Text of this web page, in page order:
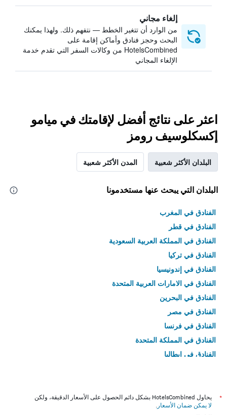
إلغاء مجاني
من الوارد أن تتغير الخطط — نتفهم ذلك. ولهذا يمكنك
البحث وحجز فنادق وأماكن إقامة على
HotelsCombined من وكالات السفر التي تقدم خدمة
الإلغاء المجاني
اعثر على نتائج أفضل لإقامتك في ميامو
إكسكلوسيف رومز
البلدان الأكثر شعبية المدن الأكثر شعبية
البلدان التي يبحث عنها مستخدمونا
الفنادق في المغرب
الفنادق في قطر
الفنادق في المملكة العربية السعودية
الفنادق في تركيا
الفنادق في إندونيسيا
الفنادق في الامارات العربية المتحدة
الفنادق في البحرين
الفنادق في مصر
الفنادق في فرنسا
الفنادق في المملكة المتحدة
الفنادق في إيطاليا
*
يحاول HotelsCombined بشكل دائم الحصول على الأسعار الدقيقة، ولكن
لا يمكن ضمان الأسعار .